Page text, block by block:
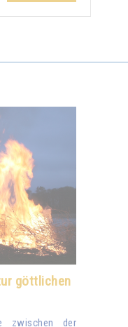
göttlichen
zwischen der